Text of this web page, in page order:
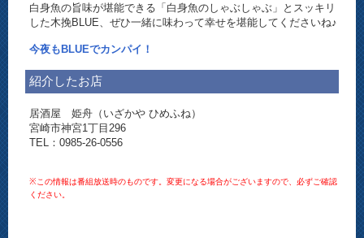
白身魚の旨味が堪能できる「白身魚のしゃぶしゃぶ」とスッキリ
した木挽BLUE、ぜひ一緒に味わって幸せを堪能してくださいね♪
今夜もBLUEでカンパイ！
紹介したお店
居酒屋 姫舟（いざかや ひめふね）
宮崎市神宮1丁目296
TEL：0985-26-0556
※この情報は番組放送時のものです。変更になる場合がございますので、必ずご確認
ください。